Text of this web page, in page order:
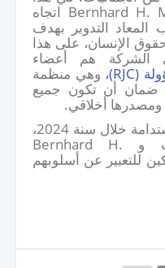
Bernhard H. اتجاه
المعاد التدوير بهدف
الإنسان، على هذا
الشركة هم أعضاء
(
RJC)، وهي منظمة
ضمان أن تكون جميع
ومصدرها أخلاقي.
خلال سنة 2024،
و Bernhard H.
للتعبير عن أسلوبهم